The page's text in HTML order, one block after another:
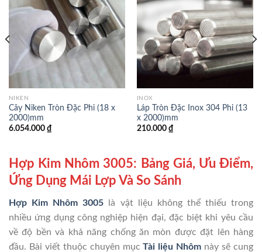
NIKEN
Cây Niken Tròn Đặc Phi (18 x
2000)mm
6.054.000 ₫
INOX
Láp Tròn Đặc Inox 304 Phi (13
x 2000)mm
210.000 ₫
Hợp Kim Nhôm 3005: Bảng Giá, Ưu Điểm,
Ứng Dụng Mái Lợp Và So Sánh
Hợp Kim Nhôm 3005 là vật liệu không thể thiếu trong
nhiều ứng dụng công nghiệp hiện đại, đặc biệt khi yêu cầu
về độ bền và khả năng chống ăn mòn được đặt lên hàng
đầu. Bài viết thuộc chuyên mụcTài liệu Nhôm này sẽ cung